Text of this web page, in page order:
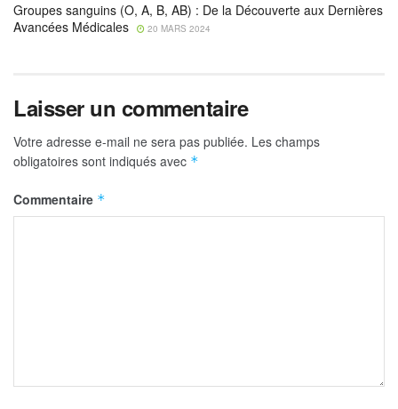
Groupes sanguins (O, A, B, AB) : De la Découverte aux Dernières
Avancées Médicales
20 MARS 2024
Laisser un commentaire
Votre adresse e-mail ne sera pas publiée. Les champs
obligatoires sont indiqués avec *
Commentaire *